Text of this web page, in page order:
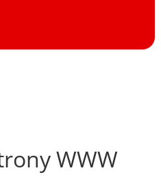
WWW